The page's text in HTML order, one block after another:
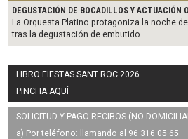
DEGUSTACIÓN DE BOCADILLOS Y ACTUACIÓN
La Orquesta Platino protagoniza la noche
tras la degustación de embutido
LIBRO FIESTAS SANT ROC 2026
PINCHA AQUÍ
SOLICITUD Y PAGO RECIBOS (NO
a) Por teléfono: llamando al 96 316 05 65.